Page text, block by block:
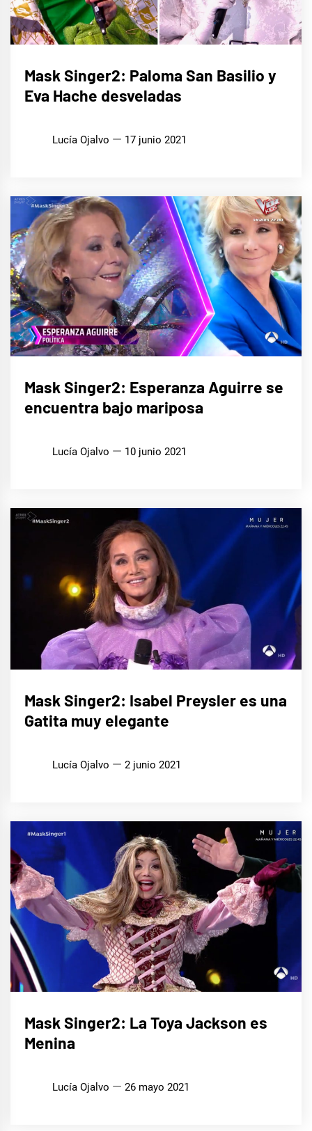
SERIES
Y TV
Mask Singer2: Paloma San Basilio y
Eva Hache desveladas
Lucía Ojalvo 17 junio 2021
SERIES
Y TV
Mask Singer2: Esperanza Aguirre se
encuentra bajo mariposa
Lucía Ojalvo 10 junio 2021
SERIES
Y TV
Mask Singer2: Isabel Preysler es una
Gatita muy elegante
Lucía Ojalvo 2 junio 2021
SERIES
Y TV
Mask Singer2: La Toya Jackson es
Menina
Lucía Ojalvo 26 mayo 2021